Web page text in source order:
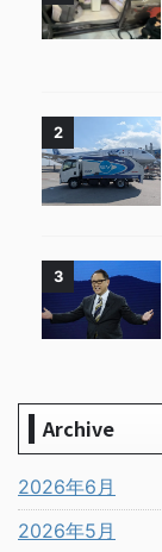
2
3
Archive
2026年6月
2026年5月